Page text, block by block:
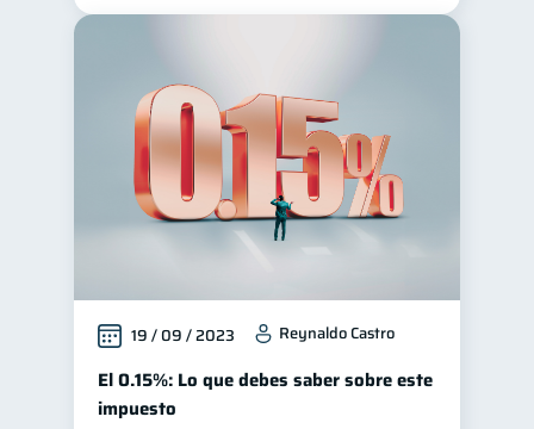
19 / 09 / 2023 Reynaldo Castro
El 0.15%: Lo que debes saber sobre este
impuesto